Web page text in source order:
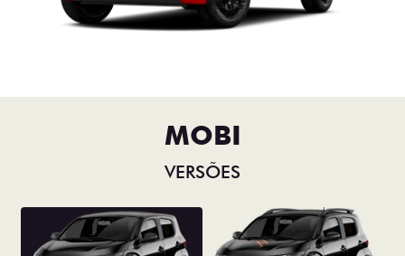
MOBI
VERSÕES